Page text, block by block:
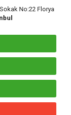
No:22 Florya